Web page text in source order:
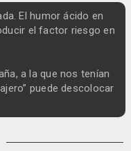
El humor ácido en
el factor riesgo en
a la que nos tenían
puede descolocar